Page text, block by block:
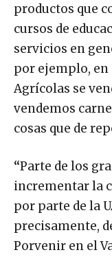
productos que
cursos de
servicios en
por ejemplo, en
Agrícolas se
vendemos
cosas que de
“Parte de los
incrementar la
por parte de la
precisamente,
Porvenir en el